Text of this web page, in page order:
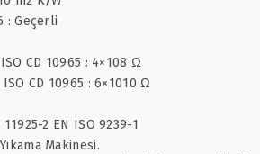
: Geçerli
CD 10965 : 4×108 Ω
CD 10965 : 6×1010 Ω
2 EN ISO 9239-1
Makinesi.